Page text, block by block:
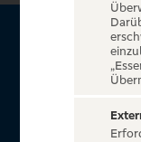
Über
Service für alle
einzigartigen